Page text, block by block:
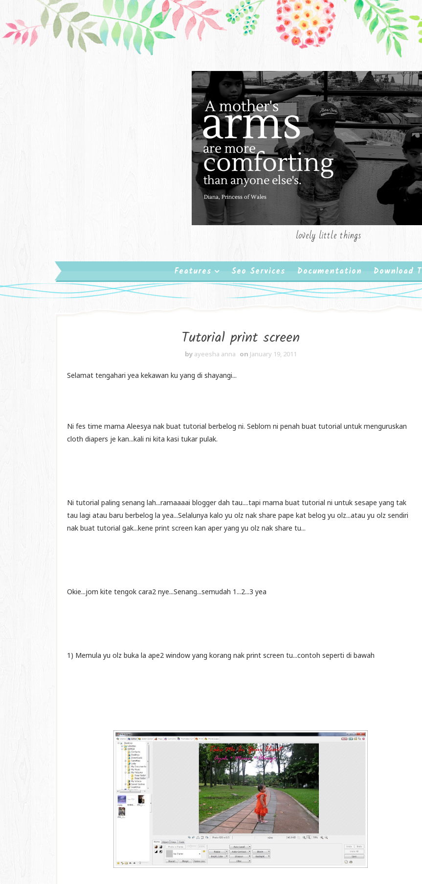
lovely little things
Features Seo Services Documentation Download
Tutorial print screen
by ayeesha anna on January 19, 2011
Selamat tengahari yea kekawan ku yang di shayangi...
Ni fes time mama Aleesya nak buat tutorial berbelog ni. Seblom ni penah buat tutorial untuk menguruskan
cloth diapers je kan...kali ni kita kasi tukar pulak.
Ni tutorial paling senang lah...ramaaaai blogger dah tau....tapi mama buat tutorial ni untuk sesape yang tak
tau lagi atau baru berbelog la yea...Selalunya kalo yu olz nak share pape kat belog yu olz...atau yu olz sendiri
nak buat tutorial gak...kene print screen kan aper yang yu olz nak share tu...
Okie...jom kite tengok cara2 nye...Senang...semudah 1...2...3 yea
1) Memula yu olz buka la ape2 window yang korang nak print screen tu...contoh seperti di bawah